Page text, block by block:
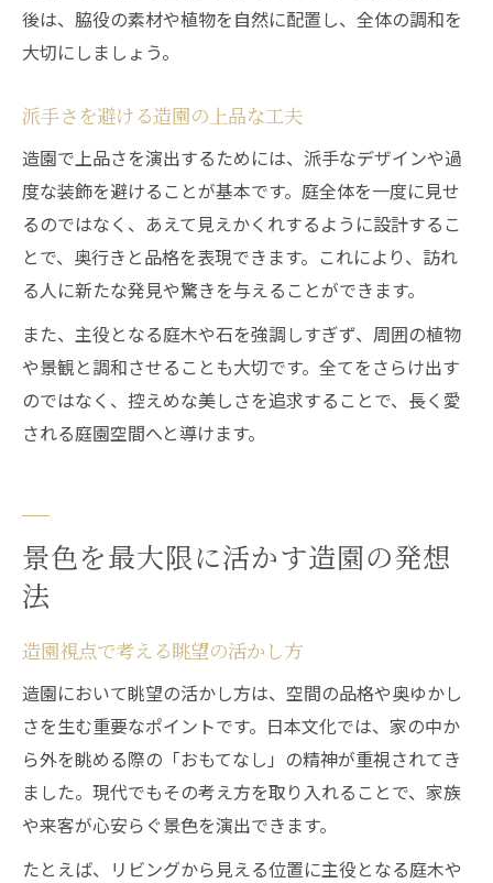
後は、脇役の素材や植物を自然に配置し、全体の調和を
大切にしましょう。
派手さを避ける造園の上品な工夫
造園で上品さを演出するためには、派手なデザインや過
度な装飾を避けることが基本です。庭全体を一度に見せ
るのではなく、あえて見えかくれするように設計するこ
とで、奥行きと品格を表現できます。これにより、訪れ
る人に新たな発見や驚きを与えることができます。
また、主役となる庭木や石を強調しすぎず、周囲の植物
や景観と調和させることも大切です。全てをさらけ出す
のではなく、控えめな美しさを追求することで、長く愛
される庭園空間へと導けます。
景色を最大限に活かす造園の発想
法
造園視点で考える眺望の活かし方
造園において眺望の活かし方は、空間の品格や奥ゆかし
さを生む重要なポイントです。日本文化では、家の中か
ら外を眺める際の「おもてなし」の精神が重視されてき
ました。現代でもその考え方を取り入れることで、家族
や来客が心安らぐ景色を演出できます。
たとえば、リビングから見える位置に主役となる庭木や